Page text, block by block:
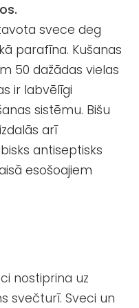
svece deg
parafīna. Kušanas
50 dažādas vielas
ir labvēlīgi
sistēmu. Bišu
arī
antiseptisks
esošoajiem
nostiprina uz
svečturī. Sveci un